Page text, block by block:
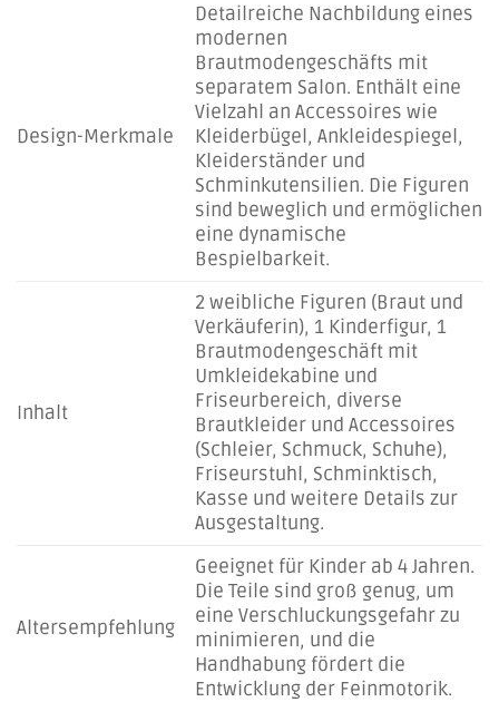
Design-Merkmale
Detailreiche Nachbildung eines
modernen
Brautmodengeschäfts mit
separatem Salon. Enthält eine
Vielzahl an Accessoires wie
Kleiderbügel, Ankleidespiegel,
Kleiderständer und
Schminkutensilien. Die Figuren
sind beweglich und ermöglichen
eine dynamische
Bespielbarkeit.
Inhalt
2 weibliche Figuren (Braut und
Verkäuferin), 1 Kinderfigur, 1
Brautmodengeschäft mit
Umkleidekabine und
Friseurbereich, diverse
Brautkleider und Accessoires
(Schleier, Schmuck, Schuhe),
Friseurstuhl, Schminktisch,
Kasse und weitere Details zur
Ausgestaltung.
Altersempfehlung
Geeignet für Kinder ab 4 Jahren.
Die Teile sind groß genug, um
eine Verschluckungsgefahr zu
minimieren, und die
Handhabung fördert die
Entwicklung der Feinmotorik.